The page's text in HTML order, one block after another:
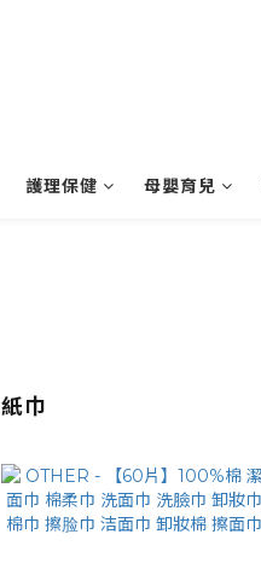
護理保健 母嬰育兒
紙巾